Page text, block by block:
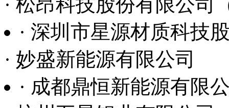
· 杭州五星铝业有限公司
· 西安物华新能源科技
· 深圳市旭龙昇电子有限
· 湖州创亚动力电池材